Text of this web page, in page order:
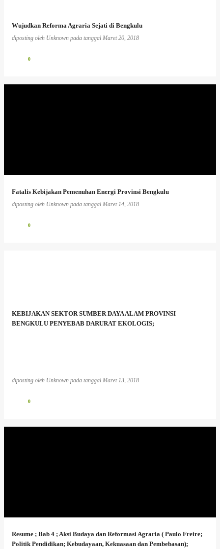
Wujudkan Reforma Agraria Sejati di Bengkulu
diposting oleh Unknown pada tanggal Maret 20, 2018
0
Fatalis Kebijakan Pemenuhan Energi Provinsi Bengkulu
diposting oleh Unknown pada tanggal Maret 14, 2018
0
KEBIJAKAN SEKTOR SUMBER DAYA ALAM PROVINSI
BENGKULU PENYEBAB DARURAT EKOLOGIS;
diposting oleh Unknown pada tanggal Maret 13, 2018
0
Resume ; Bab 4 ; Aksi Budaya dan Reformasi Agraria ( Paulo Freire;
Politik Pendidikan; Kebudayaan, Kekuasaan dan Pembebasan);